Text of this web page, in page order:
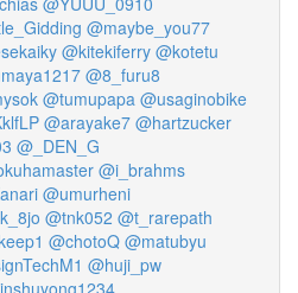
@maybe_you77
@kitekiferry @kotetu
@8_furu8
@tumupapa @usaginobike
@arayake7 @hartzucker
@_DEN_G
@i_brahms
@umurheni
@tnk052 @t_rarepath
@chotoQ @matubyu
@huji_pw